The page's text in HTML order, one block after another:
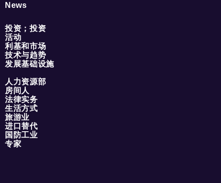
News
投资；投资
活动
利基和市场
技术与趋势
发展基础设施
人力资源部
房间人
法律实务
生活方式
旅游业
进口替代
国防工业
专家